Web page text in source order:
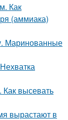
Как
(аммиака)
Маринованные
высевать
вырастают в